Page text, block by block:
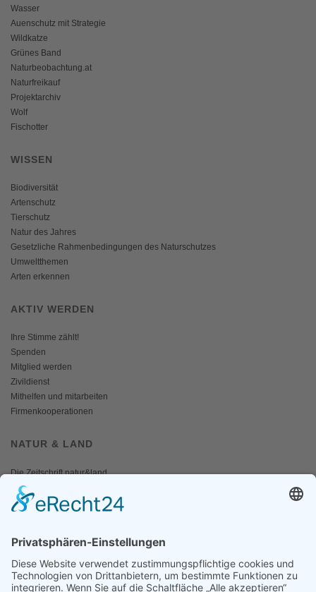
Wasser
Auenschutz mit Strategie
Wildkatze
Grünes Band
Naturbeobachtung.at
Naturfreikauf
Projektarchiv
Wolf
Fischotter
WISSEN
Biodiversität
Artenschutz
Tierschutz
Natur des Jahres
Gesetzliche Rahmenbedingungen des Naturschutzes
Umweltthemen
Arten erkennen
AKTIV WERDEN
Ihre Stimme zählt!
Spenden
Mitglied werden
Zivildienst
Mithelfen und mitarbeiten
Firmenkooperationen
NATUR & LAND
Die Zeitschrift natur&land
Archiv
Mediadaten
Fotos und Logos
Presseaussendungen